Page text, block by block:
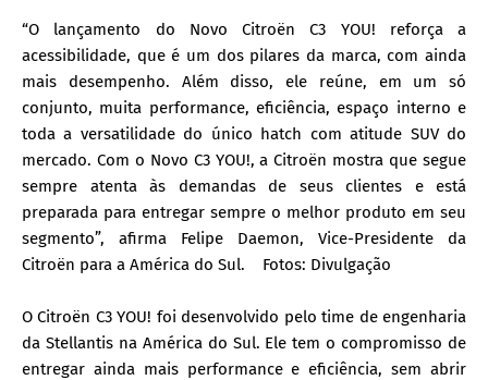
“O lançamento do Novo Citroën C3 YOU! reforça a
acessibilidade, que é um dos pilares da marca, com ainda
mais desempenho. Além disso, ele reúne, em um só
conjunto, muita performance, eficiência, espaço interno e
toda a versatilidade do único hatch com atitude SUV do
mercado. Com o Novo C3 YOU!, a Citroën mostra que segue
sempre atenta às demandas de seus clientes e está
preparada para entregar sempre o melhor produto em seu
segmento”, afirma Felipe Daemon, Vice-Presidente da
Citroën para a América do Sul.
Fotos: Divulgação
O Citroën C3 YOU! foi desenvolvido pelo time de engenharia
da Stellantis na América do Sul. Ele tem o compromisso de
entregar ainda mais performance e eficiência, sem abrir